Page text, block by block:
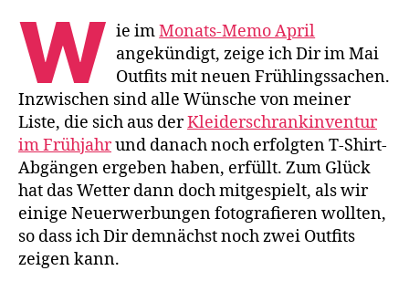
W ie imMonats-Memo April
angekündigt, zeige ich Dir im Mai
Outfits mit neuen Frühlingssachen.
Inzwischen sind alle Wünsche von meiner
Liste, die sich aus derKleiderschrankinventur
im Frühjahrund danach noch erfolgten T-Shirt-
Abgängen ergeben haben, erfüllt. Zum Glück
hat das Wetter dann doch mitgespielt, als wir
einige Neuerwerbungen fotografieren wollten,
so dass ich Dir demnächst noch zwei Outfits
zeigen kann.